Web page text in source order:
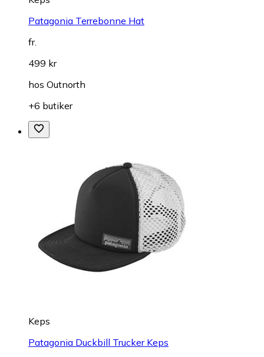
Patagonia Terrebonne Hat
fr.
499 kr
hos Outnorth
+6 butiker
Keps
Patagonia Duckbill Trucker Keps